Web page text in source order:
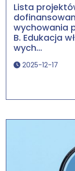
Lista
wychowania
B. Edukacja
wych...
2025-12-17